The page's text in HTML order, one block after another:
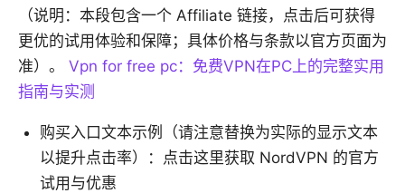
（说明：本段包含一个 Affiliate 链接，点击后可获得
更优的试用体验和保障；具体价格与条款以官方页面为
准）。 Vpn for free pc：免费VPN在PC上的完整实用
指南与实测
购买入口文本示例（请注意替换为实际的显示文本
以提升点击率）：点击这里获取 NordVPN 的官方
试用与优惠